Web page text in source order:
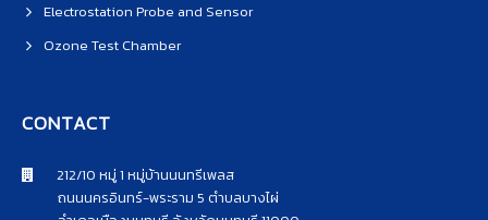
Electrostation Probe and Sensor
Ozone Test Chamber
CONTACT
212/10 หมู่ 1 หมู่บ้านนนทรีเพลส
ถนนนครอินทร์-พระราม 5 ตำบลบางไผ่